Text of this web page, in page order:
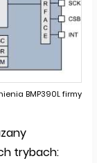
BMP390L firmy
trybach: